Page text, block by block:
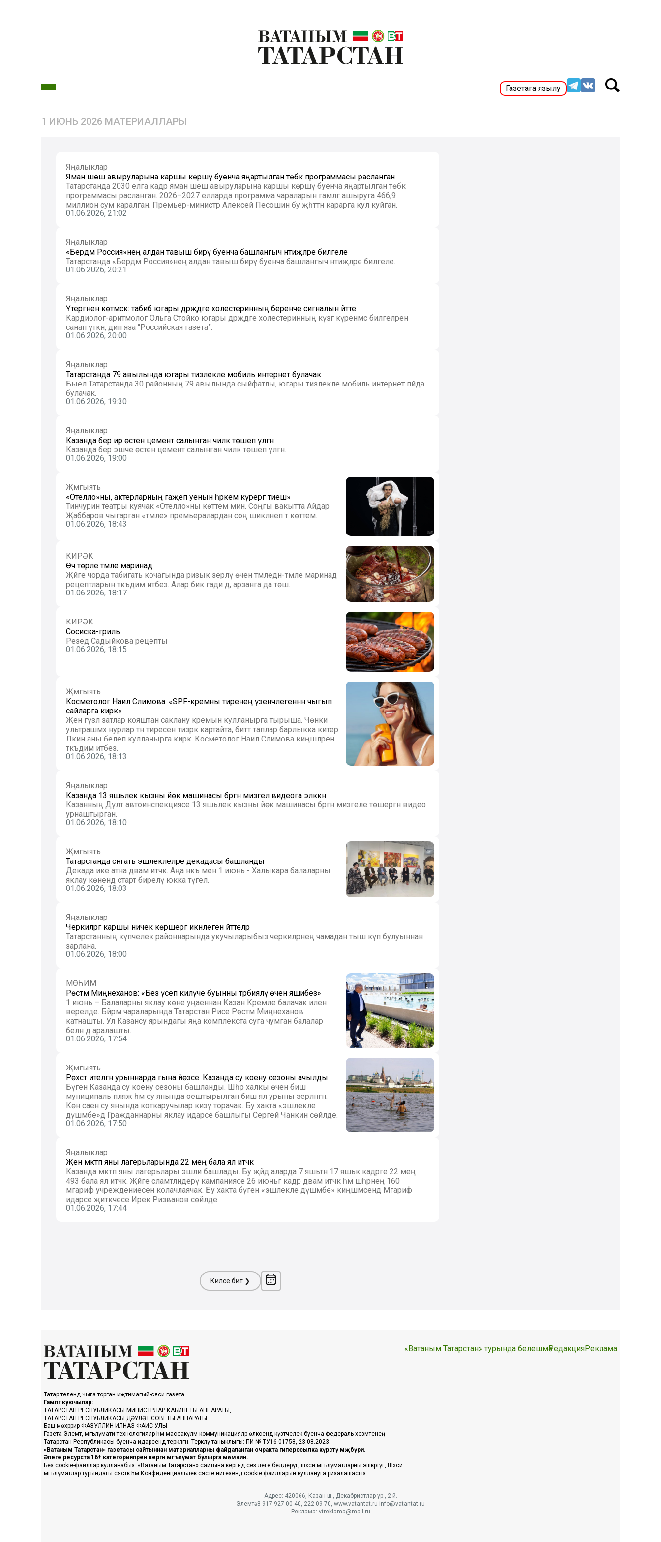
Газетага язылу
1 ИЮНЬ 2026 МАТЕРИАЛЛАРЫ
Яңалыклар
Яман шеш авыруларына каршы көрәшү буенча яңартылган төбәк программасы расланган
Татарстанда 2030 елга кадәр яман шеш авыруларына каршы көрәшү буенча яңартылган төбәк
программасы расланган. 2026–2027 елларда программа чараларын гамәлгә ашыруга 466,9
миллион сум каралган. Премьер-министр Алексей Песошин бу җәһәттән карарга кул куйган.
01.06.2026, 21:02
Яңалыклар
«Бердәм Россия»нең алдан тавыш бирү буенча башлангыч нәтиҗәләре билгеле
Татарстанда «Бердәм Россия»нең алдан тавыш бирү буенча башлангыч нәтиҗәләре билгеле.
01.06.2026, 20:21
Яңалыклар
Үтергәнен көтмәскә: табиб югары дәрәҗәдәге холестеринның беренче сигналын әйтте
Кардиолог-аритмолог Ольга Стойко югары дәрәҗәдәге холестеринның күзгә күренмәс билгеләрен
санап үткән, дип яза “Российская газета”.
01.06.2026, 20:00
Яңалыклар
Татарстанда 79 авылында югары тизлекле мобиль интернет булачак
Быел Татарстанда 30 районның 79 авылында сыйфатлы, югары тизлекле мобиль интернет пәйда
булачак.
01.06.2026, 19:30
Яңалыклар
Казанда бер ир өстенә цемент салынган чиләк төшеп үлгән
Казанда бер эшче өстенә цемент салынган чиләк төшеп үлгән.
01.06.2026, 19:00
Җәмгыять
«Отелло»ны, актерларның гаҗәеп уенын һәркем күрергә тиеш»
Тинчурин театры куячак «Отелло»ны көттем мин. Соңгы вакытта Айдар
Җаббаров чыгарган «тәмле» премьералардан соң шикләнеп тә көттем.
01.06.2026, 18:43
КИРӘК
Өч төрле тәмле маринад
Җәйге чорда табигать кочагында ризык әзерләү өчен тәмледән-тәмле маринад
рецептларын тәкъдим итәбез. Алар бик гади дә, арзанга да төшә.
01.06.2026, 18:17
КИРӘК
Сосиска-гриль
Резедә Садыйкова рецепты
01.06.2026, 18:15
Җәмгыять
Косметолог Наилә Сәлимова: «SPF-кремны тиренең үзенчәлегеннән чыгып
сайларга кирәк»
Җәен гүзәл затлар кояштан саклану кремын кулланырга тырыша. Чөнки
ультрашәмәхә нурлар тән тиресен тизрәк картайта, биттә таплар барлыкка китерә.
Ләкин аны белеп кулланырга кирәк. Косметолог Наилә Сәлимова киңәшләрен
тәкъдим итәбез.
01.06.2026, 18:13
Яңалыклар
Казанда 13 яшьлек кызны йөк машинасы бәргән мизгел видеога эләккән
Казанның Дәүләт автоинспекциясе 13 яшьлек кызны йөк машинасы бәргән мизгеле төшергән видео
урнаштырган.
01.06.2026, 18:10
Җәмгыять
Татарстанда сәнгать эшлеклеләре декадасы башланды
Декада ике атна дәвам итәчәк. Аңа нәкъ менә 1 июнь - Халыкара балаларны
яклау көнендә старт бирелү юкка түгел.
01.06.2026, 18:03
Яңалыклар
Черкиләргә каршы ничек көрәшергә икәнлеген әйттеләр
Татарстанның күпчелек районнарында укучыларыбыз черкиләрнең чамадан тыш күп булуыннан
зарлана.
01.06.2026, 18:00
МӨҺИМ
Рөстәм Миңнеханов: «Без үсеп килүче буынны тәрбияләү өчен яшибез»
1 июнь – Балаларны яклау көне уңаеннан Казан Кремле балачак иленә
әверелде. Бәйрәм чараларында Татарстан Рәисе Рөстәм Миңнеханов
катнашты. Ул Казансу ярындагы яңа комплекста суга чумган балалар
белән дә аралашты.
01.06.2026, 17:54
Җәмгыять
Рөхсәт ителгән урыннарда гына йөзәсе: Казанда су коену сезоны ачылды
Бүген Казанда су коену сезоны башланды. Шәһәр халкы өчен биш
муниципаль пляж һәм су янында оештырылган биш ял урыны әзерләнгән.
Көн саен су янында коткаручылар кизү торачак. Бу хакта «эшлекле
дүшәмбе»дә Гражданнарны яклау идарәсе башлыгы Сергей Чанкин сөйләде.
01.06.2026, 17:50
Яңалыклар
Җәен мәктәп яны лагерьларында 22 мең бала ял итәчәк
Казанда мәктәп яны лагерьлары эшли башлады. Бу җәйдә аларда 7 яшьтән 17 яшькә кадәрге 22 мең
493 бала ял итәчәк. Җәйге сәламәтләндерү кампаниясе 26 июньгә кадәр дәвам итәчәк һәм шәһәрнең 160
мәгариф учреждениесен колачлаячак. Бу хакта бүген «эшлекле дүшәмбе» киңәшмәсендә Мәгариф
идарәсе җитәкчесе Ирек Ризванов сөйләде.
01.06.2026, 17:44
Киләсе бит ❯
Татар телендә чыга торган иҗтимагый-сәяси газета.
Гамәлгә куючылар:
ТАТАРСТАН РЕСПУБЛИКАСЫ МИНИСТРЛАР КАБИНЕТЫ АППАРАТЫ,
ТАТАРСТАН РЕСПУБЛИКАСЫ ДӘҮЛӘТ СОВЕТЫ АППАРАТЫ.
Баш мөхәррир ФАЗУЛЛИН ИЛНАЗ ФАИС УЛЫ.
Газета Элемтә, мәгълүмати технологияләр һәм массакүләм коммуникацияләр өлкәсендә күзәтчелек буенча федераль хезмәтенең
Татарстан Республикасы буенча идарәсендә теркәлгән. Теркәлү таныклыгы: ПИ № ТУ16-01758, 23.08.2023.
«Ватаным Татарстан» газетасы сайтыннан материалларны файдаланган очракта гиперссылка күрсәтү мәҗбүри.
Әлеге ресурста 16+ категорияләренә кергән мәгълүмат булырга мөмкин.
Без cookie-файллар кулланабыз. «Ватаным Татарстан» сайтына кергәндә сез әлеге белдерүгә, шәхси мәгълүматларны эшкәртүгә, Шәхси
мәгълүматлар турындагы сәясәткә һәм Конфиденциальлек сәясәте нигезендә cookie файлларын куллануга ризалашасыз.
«Ватаным Татарстан» турында белешмәРедакцияРеклама
Адрес: 420066, Казан ш., Декабристлар ур., 2 й.
Элемтә: 8 917 927-00-40, 222-09-70, www.vatantat.ru info@vatantat.ru
Реклама: vtreklama@mail.ru